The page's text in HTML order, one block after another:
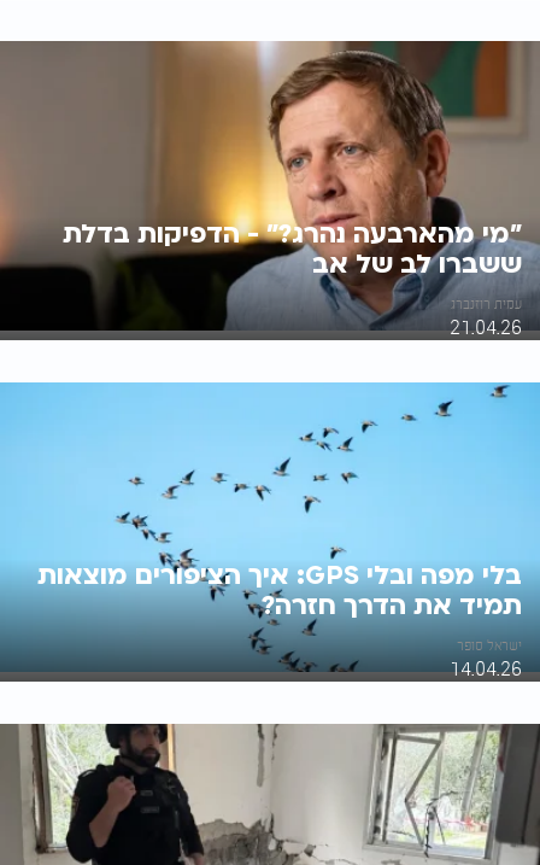
"מי מהארבעה נהרג?" - הדפיקות בדלת
ששברו לב של אב
עמית רוזנברג
21.04.26
בלי מפה ובלי GPS: איך הציפורים מוצאות
תמיד את הדרך חזרה?
ישראל סופר
14.04.26